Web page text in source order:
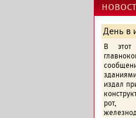
День в
В
издал
рот,